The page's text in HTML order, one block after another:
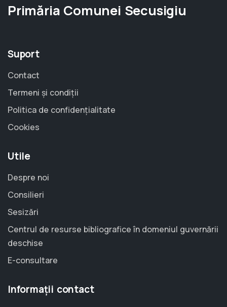
Primăria Comunei Secusigiu
Suport
Contact
Termeni și condiții
Politica de confidențialitate
Cookies
Utile
Despre noi
Consilieri
Sesizări
Centrul de resurse bibliografice în domeniul guvernării
deschise
E-consultare
Informații contact